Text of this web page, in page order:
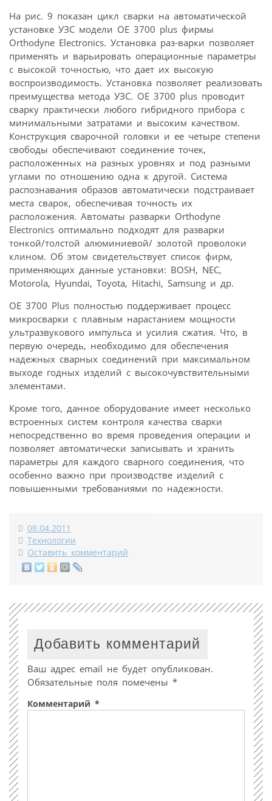
На рис. 9 показан цикл сварки на автоматической
установке УЗС модели ОЕ 3700 plus фирмы
Orthodyne Electronics. Установка раз-варки позволяет
применять и варьировать операционные параметры
с высокой точностью, что дает их высокую
воспроизводимость. Установка позволяет реализовать
преимущества метода УЗС. ОЕ 3700 plus проводит
сварку практически любого гибридного прибора с
минимальными затратами и высоким качеством.
Конструкция сварочной головки и ее четыре степени
свободы обеспечивают соединение точек,
расположенных на разных уровнях и под разными
углами по отношению одна к другой. Система
распознавания образов автоматически подстраивает
места сварок, обеспечивая точность их
расположения. Автоматы разварки Orthodyne
Electronics оптимально подходят для разварки
тонкой/толстой алюминиевой/ золотой проволоки
клином. Об этом свидетельствует список фирм,
применяющих данные установки: BOSH, NEC,
Motorola, Hyundai, Toyota, Hitachi, Samsung и др.
ОЕ 3700 Plus полностью поддерживает процесс
микросварки с плавным нарастанием мощности
ультразвукового импульса и усилия сжатия. Что, в
первую очередь, необходимо для обеспечения
надежных сварных соединений при максимальном
выходе годных изделий с высокочувствительными
элементами.
Кроме того, данное оборудование имеет несколько
встроенных систем контроля качества сварки
непосредственно во время проведения операции и
позволяет автоматически записывать и хранить
параметры для каждого сварного соединения, что
особенно важно при производстве изделий с
повышенными требованиями по надежности.
08.04.2011
Технологии
Оставить комментарий
Добавить комментарий
Ваш адрес email не будет опубликован.
Обязательные поля помечены *
Комментарий *